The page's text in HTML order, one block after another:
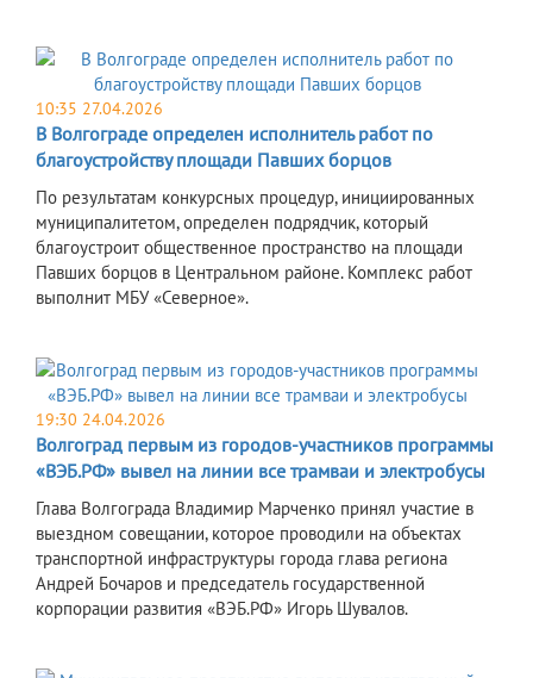
10:35 27.04.2026
В Волгограде определен исполнитель работ по
благоустройству площади Павших борцов
По результатам конкурсных процедур, инициированных
муниципалитетом, определен подрядчик, который
благоустроит общественное пространство на площади
Павших борцов в Центральном районе. Комплекс работ
выполнит МБУ «Северное».
19:30 24.04.2026
Волгоград первым из городов-участников программы
«ВЭБ.РФ» вывел на линии все трамваи и электробусы
Глава Волгограда Владимир Марченко принял участие в
выездном совещании, которое проводили на объектах
транспортной инфраструктуры города глава региона
Андрей Бочаров и председатель государственной
корпорации развития «ВЭБ.РФ» Игорь Шувалов.